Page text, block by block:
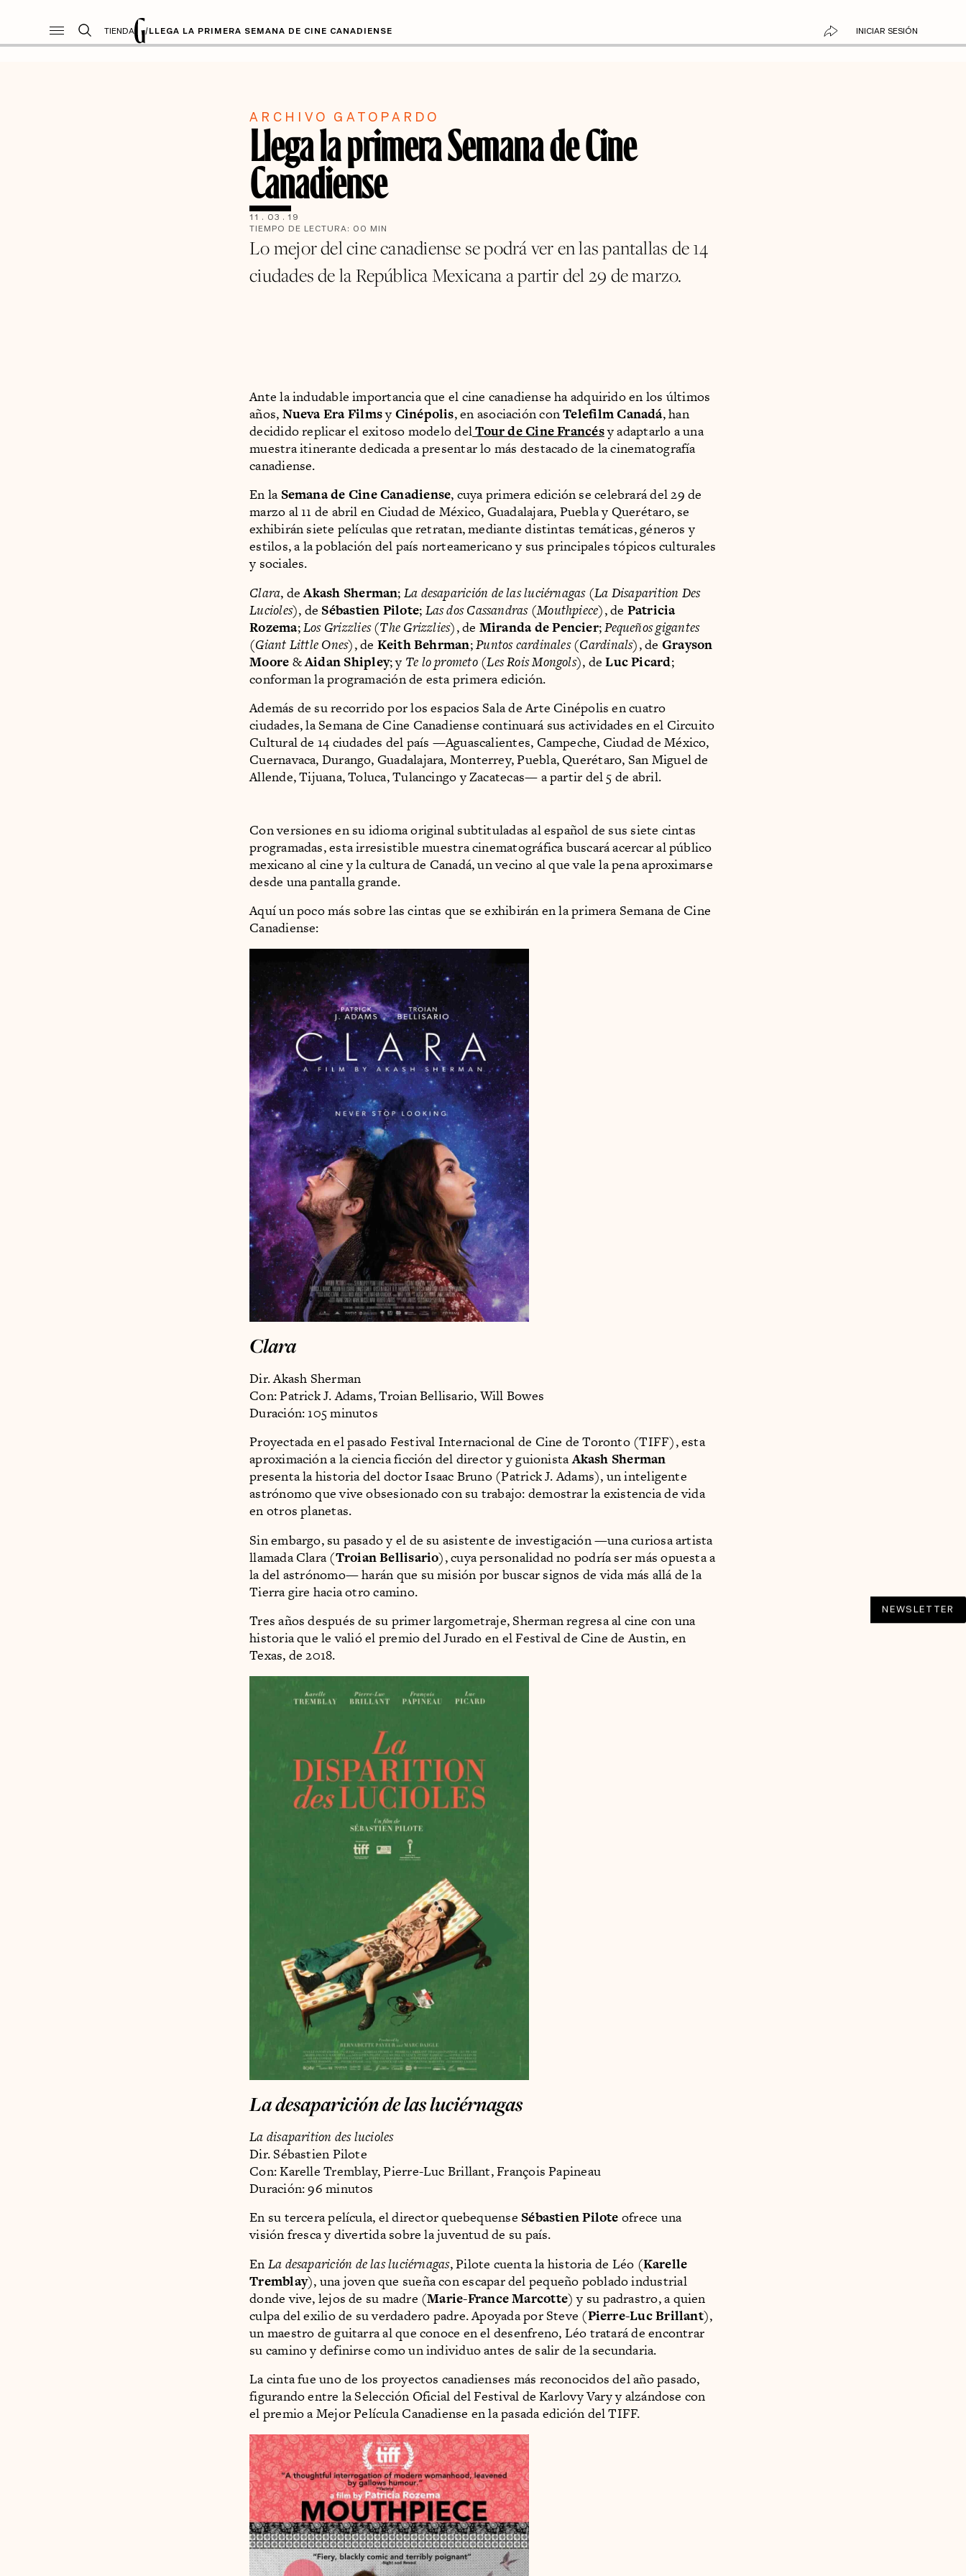
TIENDA /LLEGA LA PRIMERA SEMANA DE CINE CANADIENSE INICIAR SESIÓN
ARCHIVO GATOPARDO
Llega la primera Semana de Cine
Canadiense
11 . 03 . 19
TIEMPO DE LECTURA: 00 MIN
Lo mejor del cine canadiense se podrá ver en las pantallas de 14
ciudades de la República Mexicana a partir del 29 de marzo.
Ante la indudable importancia que el cine canadiense ha adquirido en los últimos
años, Nueva Era Filmsy Cinépolis, en asociación conTelefilm Canadá, han
decidido replicar el exitoso modelo delTour de Cine Francésy adaptarlo a una
muestra itinerante dedicada a presentar lo más destacado de la cinematografía
canadiense.
En la Semana de Cine Canadiense, cuya primera edición se celebrará del 29 de
marzo al 11 de abril en Ciudad de México, Guadalajara, Puebla y Querétaro, se
exhibirán siete películas que retratan, mediante distintas temáticas, géneros y
estilos, a la población del país norteamericano y sus principales tópicos culturales
y sociales.
Clara, deAkash Sherman; La desaparición de las luciérnagas(La Disaparition Des
Lucioles), de Sébastien Pilote; Las dos Cassandras(Mouthpiece), de Patricia
Rozema;Los Grizzlies(The Grizzlies), de Miranda de Pencier;Pequeños gigantes
(Giant Little Ones), de Keith Behrman;Puntos cardinales(Cardinals), de Grayson
Moore &Aidan Shipley; y Te lo prometo(Les Rois Mongols), deLuc Picard;
conforman la programación de esta primera edición.
Además de su recorrido por los espacios Sala de Arte Cinépolis en cuatro
ciudades, la Semana de Cine Canadiense continuará sus actividades en el Circuito
Cultural de 14 ciudades del país —Aguascalientes, Campeche, Ciudad de México,
Cuernavaca, Durango, Guadalajara, Monterrey, Puebla, Querétaro, San Miguel de
Allende, Tijuana, Toluca, Tulancingo y Zacatecas— a partir del 5 de abril.
Con versiones en su idioma original subtituladas al español de sus siete cintas
programadas, esta irresistible muestra cinematográfica buscará acercar al público
mexicano al cine y la cultura de Canadá, un vecino al que vale la pena aproximarse
desde una pantalla grande.
Aquí un poco más sobre las cintas que se exhibirán en la primera Semana de Cine
Canadiense:
Clara
Dir. Akash Sherman
Con: Patrick J. Adams, Troian Bellisario, Will Bowes
Duración: 105 minutos
Proyectada en el pasado Festival Internacional de Cine de Toronto (TIFF), esta
aproximación a la ciencia ficción del director y guionistaAkash Sherman
presenta la historia del doctor Isaac Bruno (Patrick J. Adams), un inteligente
astrónomo que vive obsesionado con su trabajo: demostrar la existencia de vida
en otros planetas.
Sin embargo, su pasado y el de su asistente de investigación —una curiosa artista
llamada Clara (Troian Bellisario), cuya personalidad no podría ser más opuesta a
la del astrónomo— harán que su misión por buscar signos de vida más allá de la
Tierra gire hacia otro camino.
Tres años después de su primer largometraje, Sherman regresa al cine con una
historia que le valió el premio del Jurado en el Festival de Cine de Austin, en
Texas, de 2018.
La desaparición de las luciérnagas
La disaparition des lucioles
Dir. Sébastien Pilote
Con: Karelle Tremblay, Pierre-Luc Brillant, François Papineau
Duración: 96 minutos
En su tercera película, el director quebequense Sébastien Pilote ofrece una
visión fresca y divertida sobre la juventud de su país.
En La desaparición de las luciérnagas, Pilote cuenta la historia de Léo (Karelle
Tremblay), una joven que sueña con escapar del pequeño poblado industrial
donde vive, lejos de su madre (Marie-France Marcotte) y su padrastro, a quien
culpa del exilio de su verdadero padre. Apoyada por Steve (Pierre-Luc Brillant),
un maestro de guitarra al que conoce en el desenfreno, Léo tratará de encontrar
su camino y definirse como un individuo antes de salir de la secundaria.
La cinta fue uno de los proyectos canadienses más reconocidos del año pasado,
figurando entre la Selección Oficial del Festival de Karlovy Vary y alzándose con
el premio a Mejor Película Canadiense en la pasada edición del TIFF.
NEWSLETTER